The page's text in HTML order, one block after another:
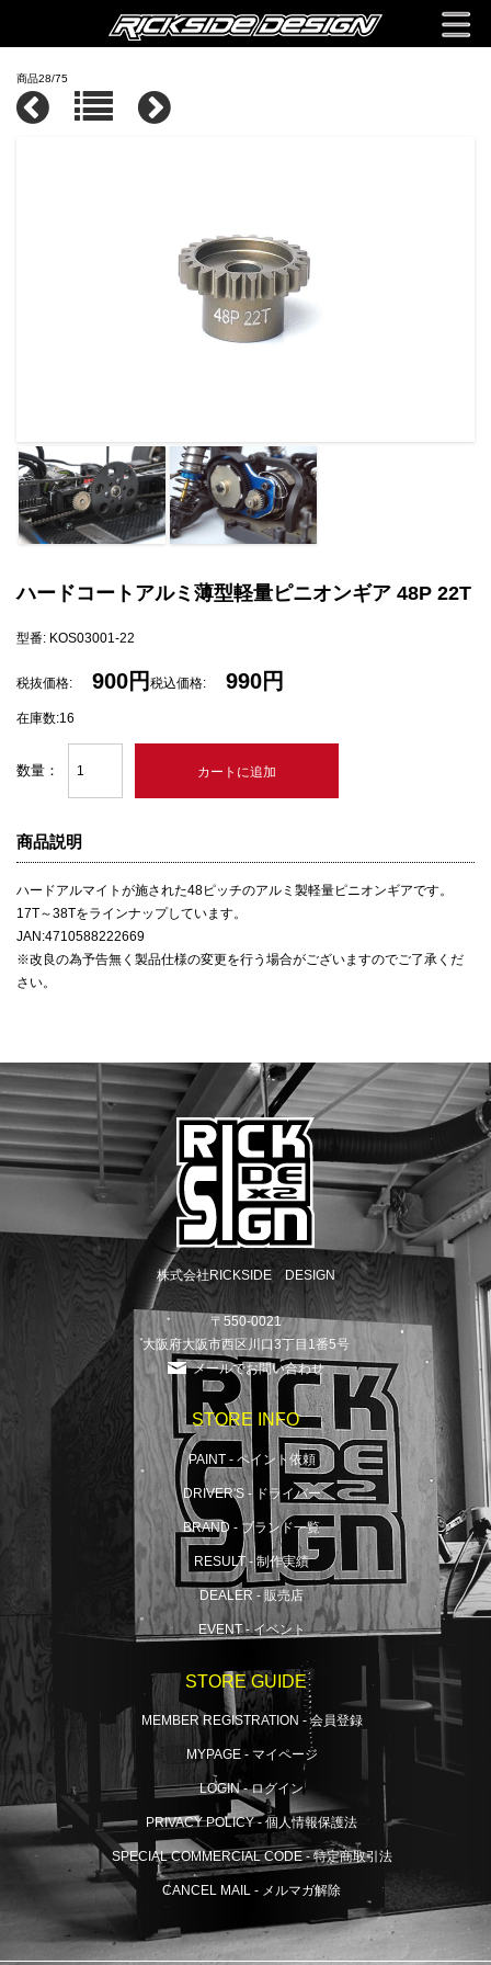
商品28/75
ハードコートアルミ薄型軽量ピニオンギア 48P 22T
型番: KOS03001-22
税抜価格: 900円 税込価格: 990円
在庫数:16
数量：
商品説明
ハードアルマイトが施された48ピッチのアルミ製軽量ピニオンギアです。
17T～38Tをラインナップしています。
JAN:4710588222669
※改良の為予告無く製品仕様の変更を行う場合がございますのでご了承くだ
さい。
株式会社RICKSIDE DESIGN
〒550-0021
大阪府大阪市西区川口3丁目1番5号
メールでお問い合わせ
STORE INFO
PAINT - ペイント依頼
DRIVER'S - ドライバー
BRAND - ブランド一覧
RESULT - 制作実績
DEALER - 販売店
EVENT - イベント
STORE GUIDE
MEMBER REGISTRATION - 会員登録
MYPAGE - マイページ
LOGIN - ログイン
PRIVACY POLICY - 個人情報保護法
SPECIAL COMMERCIAL CODE - 特定商取引法
CANCEL MAIL - メルマガ解除